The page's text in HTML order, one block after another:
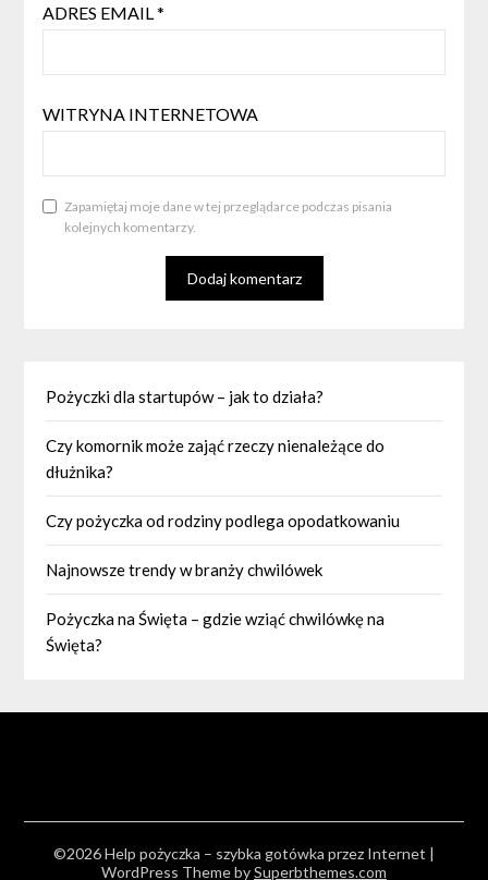
ADRES EMAIL*
WITRYNA INTERNETOWA
Zapamiętaj moje dane w tej przeglądarce podczas pisania
kolejnych komentarzy.
Pożyczki dla startupów – jak to działa?
Czy komornik może zająć rzeczy nienależące do
dłużnika?
Czy pożyczka od rodziny podlega opodatkowaniu
Najnowsze trendy w branży chwilówek
Pożyczka na Święta – gdzie wziąć chwilówkę na
Święta?
©2026 Help pożyczka – szybka gotówka przez Internet |
WordPress Theme bySuperbthemes.com